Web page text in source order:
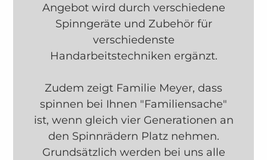
Angebot wird durch verschiedene
Spinngeräte und Zubehör für
verschiedenste
Handarbeitstechniken ergänzt.
Zudem zeigt Familie Meyer, dass
spinnen bei Ihnen "Familiensache"
ist, wenn gleich vier Generationen an
den Spinnrädern Platz nehmen.
Grundsätzlich werden bei uns alle